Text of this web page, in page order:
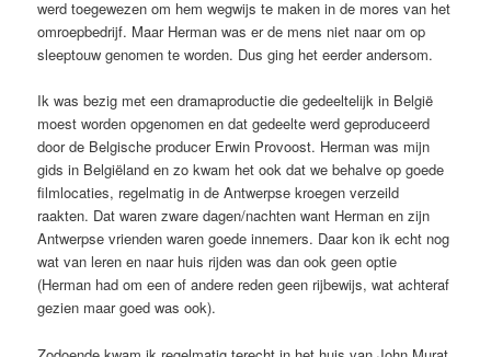
werd toegewezen om hem wegwijs te maken in de mores van het
omroepbedrijf. Maar Herman was er de mens niet naar om op
sleeptouw genomen te worden. Dus ging het eerder andersom.
Ik was bezig met een dramaproductie die gedeeltelijk in België
moest worden opgenomen en dat gedeelte werd geproduceerd
door de Belgische producer Erwin Provoost. Herman was mijn
gids in Belgiëland en zo kwam het ook dat we behalve op goede
filmlocaties, regelmatig in de Antwerpse kroegen verzeild
raakten. Dat waren zware dagen/nachten want Herman en zijn
Antwerpse vrienden waren goede innemers. Daar kon ik echt nog
wat van leren en naar huis rijden was dan ook geen optie
(Herman had om een of andere reden geen rijbewijs, wat achteraf
gezien maar goed was ook).